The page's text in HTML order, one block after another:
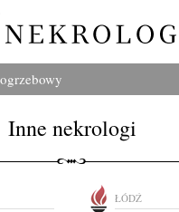
Inne nekrologi
ŁÓDŹ